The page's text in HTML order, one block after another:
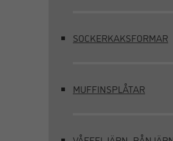
SOCKERKAKSFORMAR
MUFFINSPLÅTAR